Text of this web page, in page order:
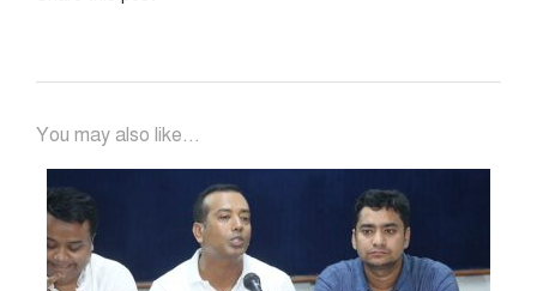
You may also like...